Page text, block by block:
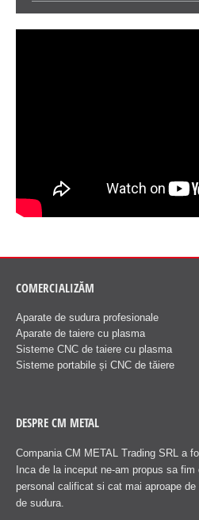
COMERCIALIZĂM
Aparate de sudura profesionale
Aparate de taiere cu plasma
Sisteme CNC de taiere cu plasma
Sisteme portabile și CNC de tăiere
DESPRE CM METAL
Compania CM METAL Trading SRL a
Inca de la inceput ne-am propus sa
personal calificat si cat mai aproape
de sudura.